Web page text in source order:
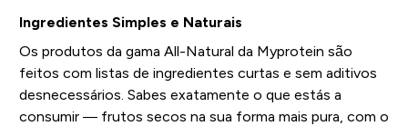
Ingredientes Simples e Naturais
Os produtos da gama All-Natural da Myprotein são
feitos com listas de ingredientes curtas e sem aditivos
desnecessários. Sabes exatamente o que estás a
consumir — frutos secos na sua forma mais pura, com o